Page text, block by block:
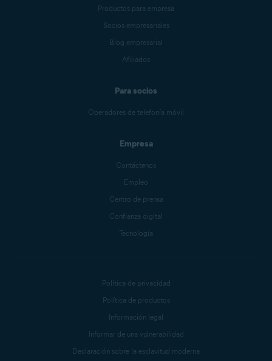
Productos para empresa
Socios empresariales
Blog empresarial
Afiliados
Para socios
Operadores de telefonía móvil
Empresa
Contáctenos
Empleo
Centro de prensa
Confianza digital
Tecnología
Política de privacidad
Política de productos
Información legal
Informar de una vulnerabilidad
Declaración sobre la esclavitud moderna